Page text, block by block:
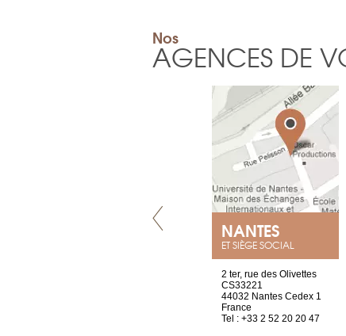
Nos
AGENCES DE
NANTES
ET SIÈGE SOCIAL
2 ter, rue des Olivettes
CS33221
44032 Nantes Cedex 1
France
Tel : +33 2 52 20 20 47